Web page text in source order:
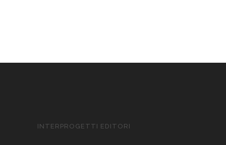
INTERPROGETTI EDITORI